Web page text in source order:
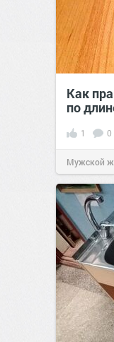
Как
по
1 0
Мужской